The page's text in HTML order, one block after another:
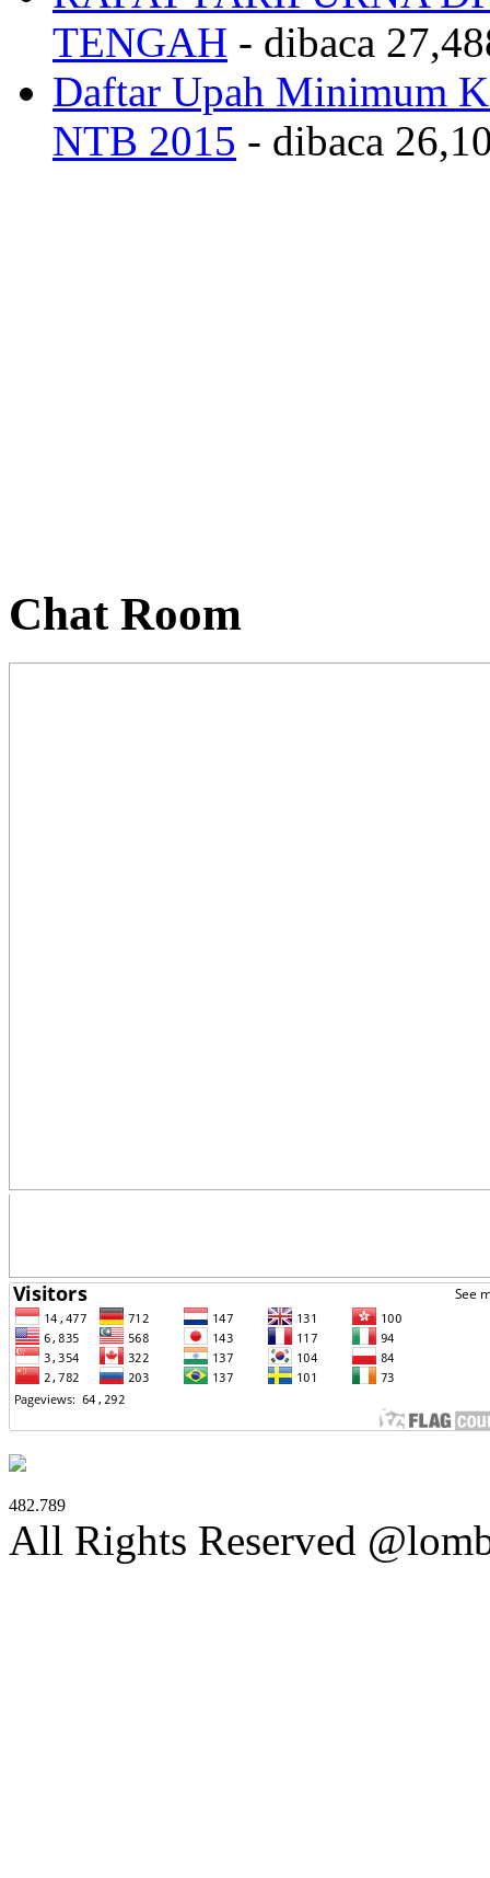
RAPAT PARIPURNA
TENGAH- dibaca
Daftar Upah Minimum
Chat Room
482.789